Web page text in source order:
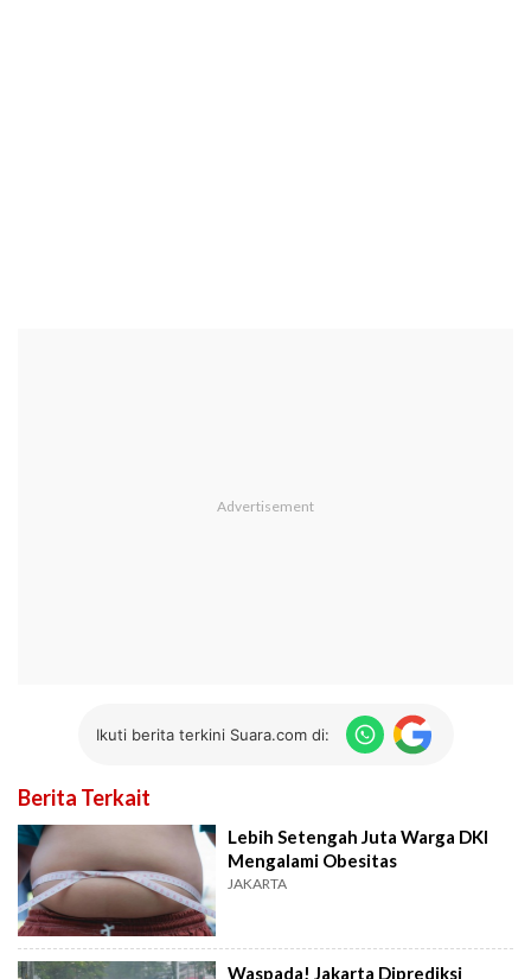
Ikuti berita terkini Suara.com di:
Berita Terkait
Lebih Setengah Juta Warga DKI
Mengalami Obesitas
JAKARTA
Waspada! Jakarta Diprediksi